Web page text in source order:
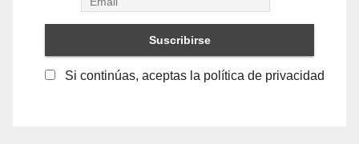
Si continúas, aceptas la política de privacidad